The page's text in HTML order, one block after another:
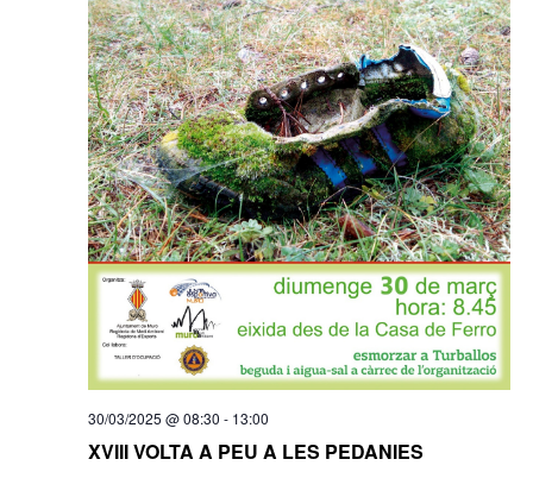
XVIII VOLTA A PEU A LES PEDANIES
30/03/2025 @ 08:30 - 13:00